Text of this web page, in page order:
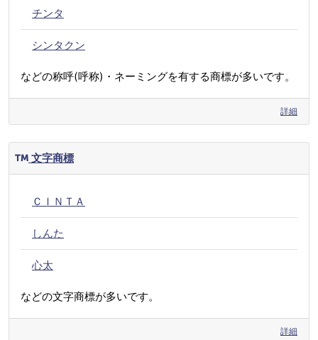
チンタ
シンタクン
などの称呼(呼称)・ネーミングを有する商標が多いです。
詳細
文字商標
ＣＩＮＴＡ
しんた
心太
などの文字商標が多いです。
詳細